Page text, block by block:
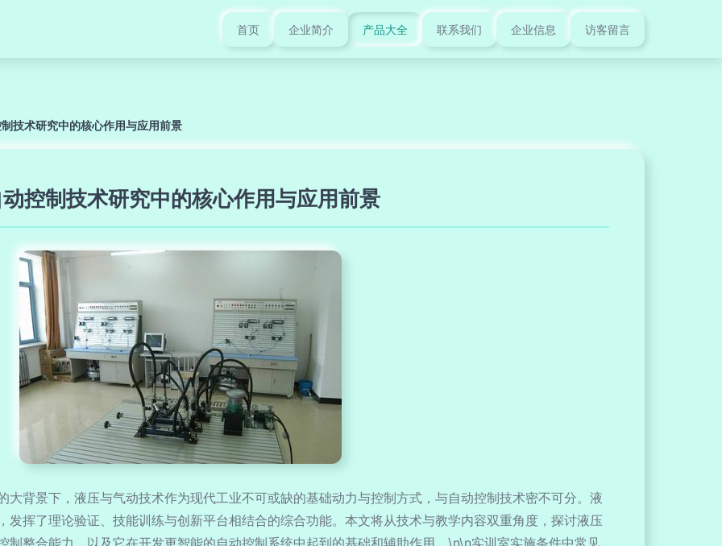
首页 企业简介 产品大全 联系我们 企业信息 访客留言
技术研究中的核心作用与应用前景
控制技术研究中的核心作用与应用前景
大背景下，液压与气动技术作为现代工业不可或缺的基础动力与控制方式，与自动控制技术密不可分。液
发挥了理论验证、技能训练与创新平台相结合的综合功能。本文将从技术与教学内容双重角度，探讨液压
制整合能力，以及它在开发更智能的自动控制系统中起到的基础和辅助作用。\n\n实训室实施条件中常见